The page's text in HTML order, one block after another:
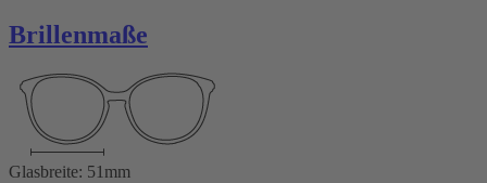
Brillenmaße
Glasbreite: 51mm